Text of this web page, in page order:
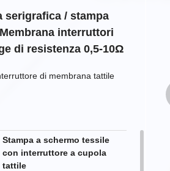
serigrafica / stampa
interruttori
di resistenza 0,5-10Ω
di membrana tattile
Stampa a schermo tessile
con interruttore a cupola
tattile